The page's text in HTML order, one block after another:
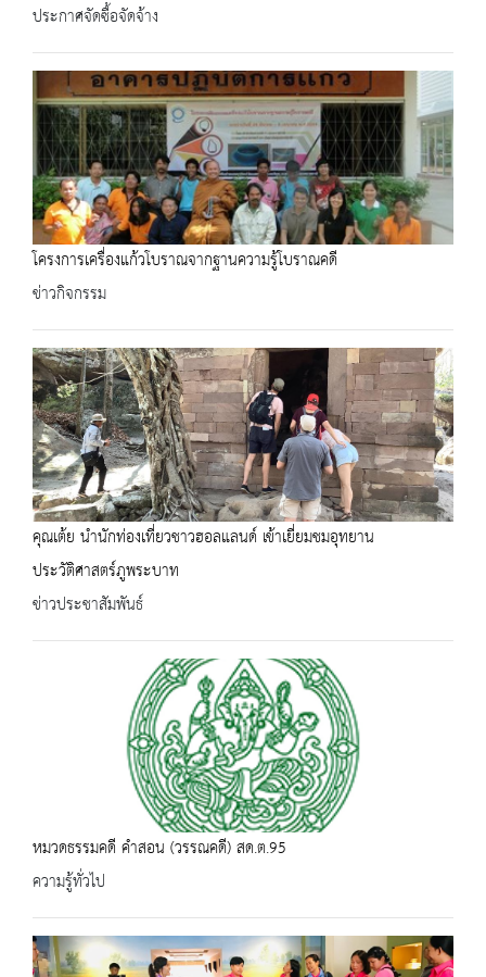
ประกาศจัดซื้อจัดจ้าง
โครงการเครื่องแก้วโบราณจากฐานความรู้โบราณคดี
ข่าวกิจกรรม
คุณเต้ย นำนักท่องเที่ยวชาวฮอลแลนด์ เข้าเยี่ยมชมอุทยาน
ประวัติศาสตร์ภูพระบาท
ข่าวประชาสัมพันธ์
หมวดธรรมคดี คำสอน (วรรณคดี) สด.ต.95
ความรู้ทั่วไป